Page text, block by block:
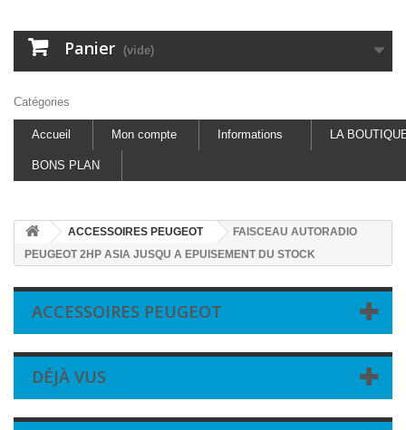
Panier (vide)
Catégories
Accueil Mon compte Informations LA
BONS PLAN
ACCESSOIRES PEUGEOT
FAISCEAU AUTORADIO
PEUGEOT 2HP ASIA JUSQU A EPUISEMENT DU STOCK
ACCESSOIRES PEUGEOT
DÉJÀ VUS